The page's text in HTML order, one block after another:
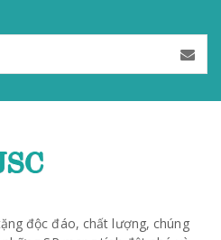
độc đáo, chất lượng, chúng